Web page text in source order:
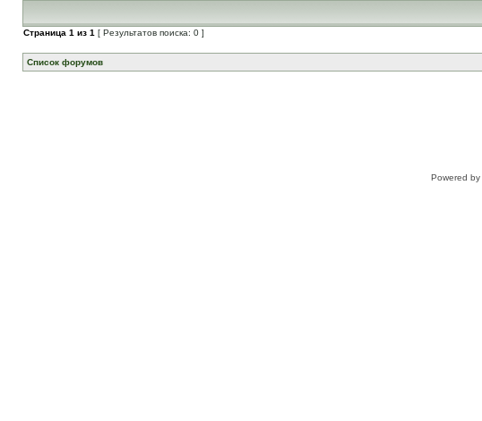
Страница 1 из 1 [ Результатов поиска: 0 ]
Список форумов
Powered by